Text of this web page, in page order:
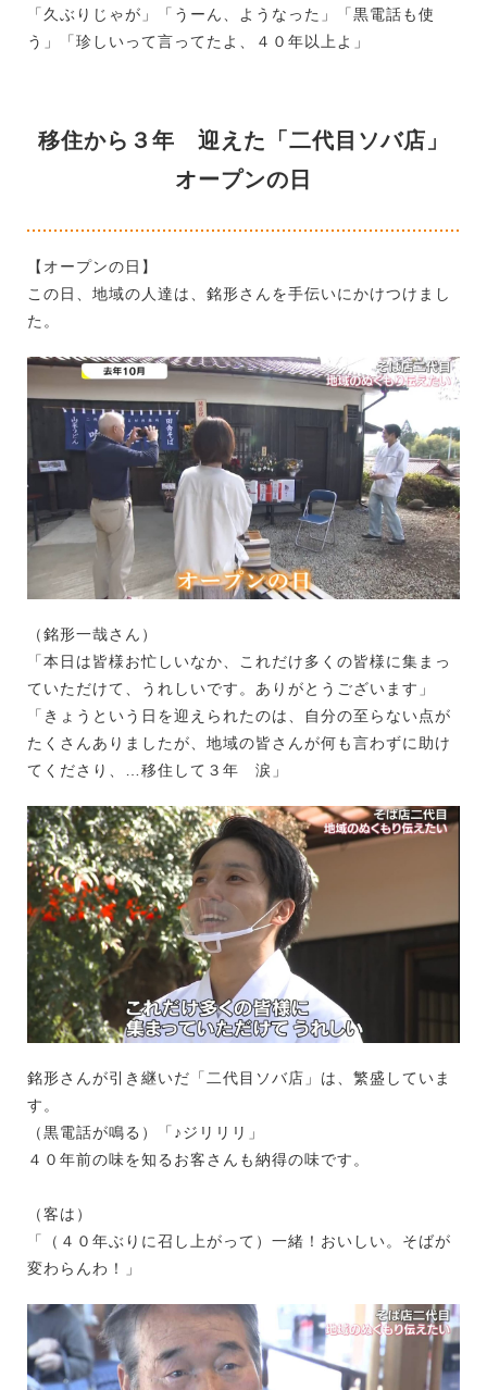
「久ぶりじゃが」「うーん、ようなった」「黒電話も使
う」「珍しいって言ってたよ、４０年以上よ」
移住から３年 迎えた「二代目ソバ店」
オープンの日
【オープンの日】
この日、地域の人達は、銘形さんを手伝いにかけつけまし
た。
（銘形一哉さん）
「本日は皆様お忙しいなか、これだけ多くの皆様に集まっ
ていただけて、うれしいです。ありがとうございます」
「きょうという日を迎えられたのは、自分の至らない点が
たくさんありましたが、地域の皆さんが何も言わずに助け
てくださり、…移住して３年 涙」
銘形さんが引き継いだ「二代目ソバ店」は、繁盛していま
す。
（黒電話が鳴る）「♪ジリリリ」
４０年前の味を知るお客さんも納得の味です。
（客は）
「（４０年ぶりに召し上がって）一緒！おいしい。そばが
変わらんわ！」